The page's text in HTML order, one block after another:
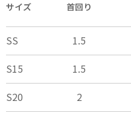
サイズ 首回り
SS 1.5
S15
1.5
S20
2